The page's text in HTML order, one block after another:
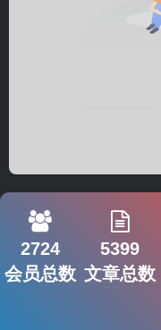
2724
会员总数
5399
文章总数